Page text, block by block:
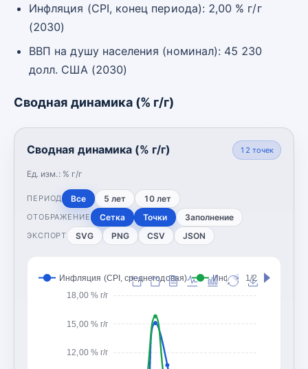
Инфляция (CPI, конец периода): 2,00 % г/г
(2030)
ВВП на душу населения (номинал): 45 230
долл. США (2030)
Сводная динамика (% г/г)
Сводная динамика (% г/г)
Ед. изм.: % г/г
12 точек
ПЕРИОД Все 5 лет 10 лет
ОТОБРАЖЕНИЕ Сетка Точки Заполнение
ЭКСПОРТ SVG PNG CSV JSON
12,00 % г/г
15,00 % г/г
18,00 % г/г
Инфляция (CPI, среднегодовая) Инфляция (CPI, конец
1/2